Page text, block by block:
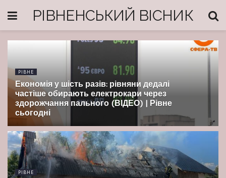
РІВНЕНСЬКИЙ ВІСНИК
РІВНЕ
Економія у шість разів: рівняни дедалі
частіше обирають електрокари через
здорожчання пального (ВІДЕО) | Рівне
сьогодні
РІВНЕ